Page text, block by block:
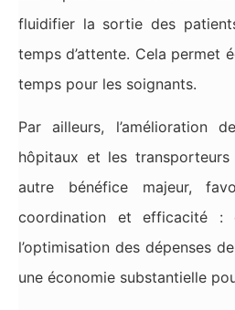
fluidifier la sortie des
temps d’attente. Cela permet
temps pour les soignants.
Par ailleurs, l’amélioration
hôpitaux et les
autre bénéfice majeur,
coordination et efficacité :
l’optimisation des dépenses
une économie substantielle